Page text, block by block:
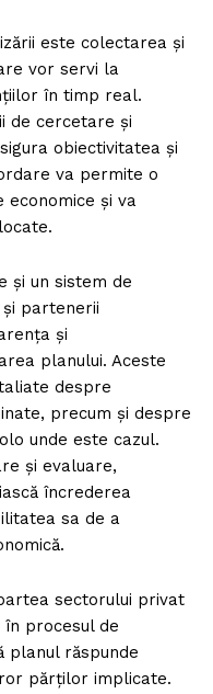
este colectarea și
vor servi la
în timp real.
de cercetare și
obiectivitatea și
va permite o
și va
și un sistem de
partenerii
și
planului. Aceste
despre
precum și despre
unde este cazul.
și evaluare,
încrederea
sa de a
sectorului privat
procesul de
planul răspunde
părților implicate.